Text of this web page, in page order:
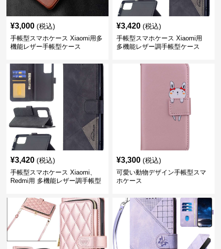
¥3,000 (税込)
手帳型スマホケース Xiaomi用多
機能レザー手帳型ケース
¥3,420 (税込)
手帳型スマホケース Xiaomi用
多機能レザー調手帳型ケース
¥3,420 (税込)
手帳型スマホケース Xiaomi、
Redmi用 多機能レザー調手帳型
¥3,300 (税込)
可愛い動物デザイン手帳型スマ
ホケース